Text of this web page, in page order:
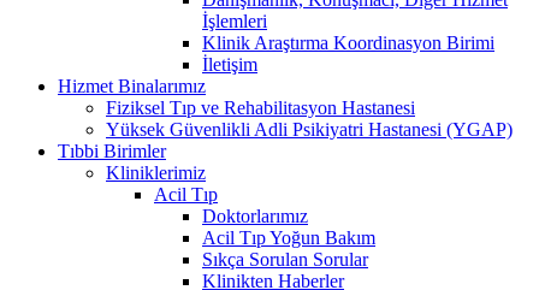
İşlemleri
Klinik Araştırma Koordinasyon Birimi
İletişim
Hizmet Binalarımız
Fiziksel Tıp ve Rehabilitasyon Hastanesi
Yüksek Güvenlikli Adli Psikiyatri Hastanesi (YGAP)
Tıbbi Birimler
Kliniklerimiz
Acil Tıp
Doktorlarımız
Acil Tıp Yoğun Bakım
Sıkça Sorulan Sorular
Klinikten Haberler